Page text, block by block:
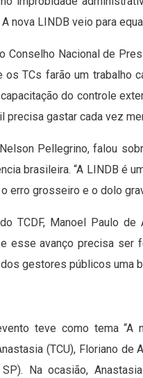
nova LINDB veio para
Conselho Nacional de
TCs farão um trabalho
do controle
precisa gastar cada vez
Pellegrino, falou
brasileira. “A LINDB é
erro grosseiro e o dolo
TCDF, Manoel Paulo de
esse avanço precisa
gestores públicos uma
teve como tema “A
(TCU), Floriano
Na ocasião,